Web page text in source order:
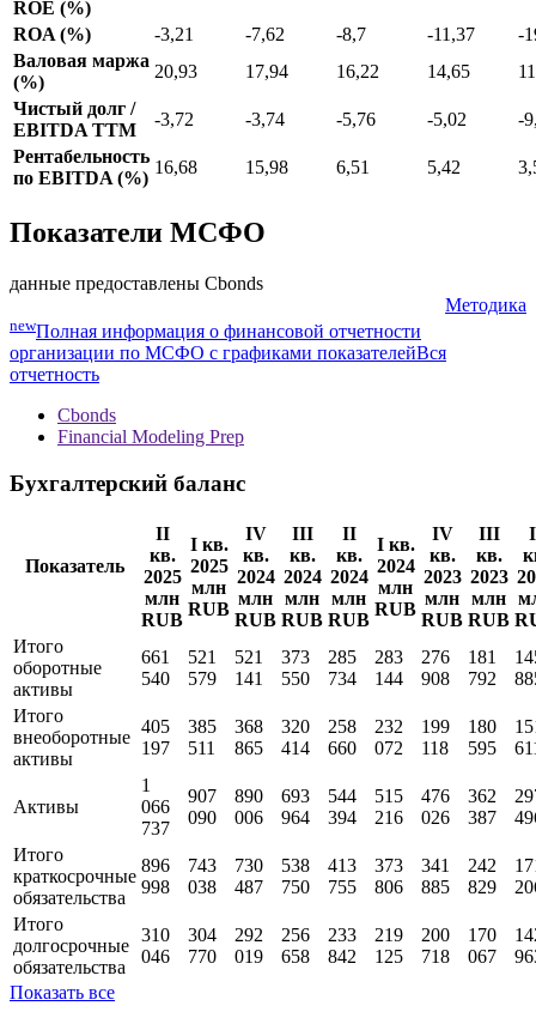
ROE (%)
ROA (%)
-3,21 -7,62 -8,7 -11,37
-
Валовая маржа
(%)
20,93 17,94 16,22 14,65
Чистый долг /
EBITDA TTM
-3,72 -3,74 -5,76 -5,02
-
Рентабельность
по EBITDA (%)
16,68 15,98 6,51 5,42
Показатели МСФО
данные предоставлены Cbonds
Методика
newПолная информация о финансовой отчетности
организации по МСФО с графиками показателейВся
отчетность
Cbonds
Financial Modeling Prep
Бухгалтерский баланс
Показатель
II
кв.
2025
млн
RUB
I кв.
2025
млн
RUB
IV
кв.
2024
млн
RUB
III
кв.
2024
млн
RUB
II
кв.
2024
млн
RUB
I кв.
2024
млн
RUB
IV
кв.
2023
млн
RUB
III
кв.
2023
млн
RUB
Итого
оборотные
активы
661
540
521
579
521
141
373
550
285
734
283
144
276
908
181
792
Итого
внеоборотные
активы
405
197
385
511
368
865
320
414
258
660
232
072
199
118
180
595
Активы
1
066
737
907
090
890
006
693
964
544
394
515
216
476
026
362
387
Итого
краткосрочные
обязательства
896
998
743
038
730
487
538
750
413
755
373
806
341
885
242
829
Итого
долгосрочные
обязательства
310
046
304
770
292
019
256
658
233
842
219
125
200
718
170
067
Показать все